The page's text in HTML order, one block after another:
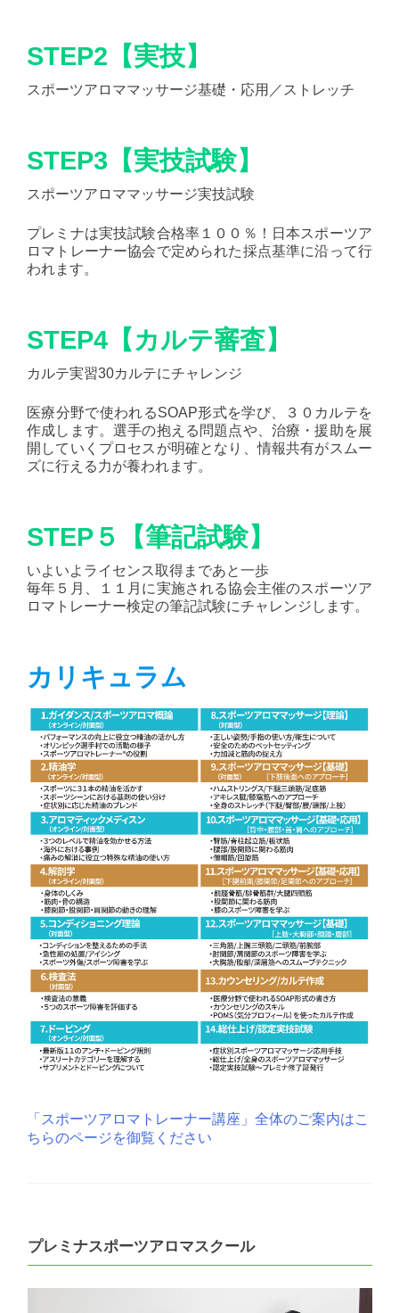
STEP2【実技】
スポーツアロママッサージ基礎・応用／ストレッチ
STEP3【実技試験】
スポーツアロママッサージ実技試験
プレミナは実技試験合格率１００％！日本スポーツア
ロマトレーナー協会で定められた採点基準に沿って行
われます。
STEP4【カルテ審査】
カルテ実習30カルテにチャレンジ
医療分野で使われるSOAP形式を学び、３０カルテを
作成します。選手の抱える問題点や、治療・援助を展
開していくプロセスが明確となり、情報共有がスムー
ズに行える力が養われます。
STEP５【筆記試験】
いよいよライセンス取得まであと一歩
毎年５月、１１月に実施される協会主催のスポーツア
ロマトレーナー検定の筆記試験にチャレンジします。
カリキュラム
「スポーツアロマトレーナー講座」全体のご案内はこ
ちらのページを御覧ください
プレミナスポーツアロマスクール